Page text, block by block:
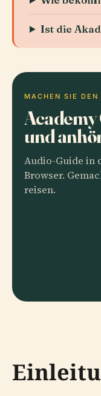
Ist die
MACHEN SIE DEN
und
Audio-Guide in
Browser.
reisen.